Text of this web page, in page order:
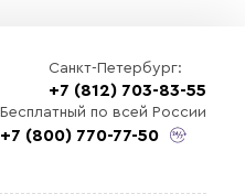
Санкт-Петербург:
+7 (812) 703-83-55
Бесплатный по всей России
+7 (800) 770-77-50